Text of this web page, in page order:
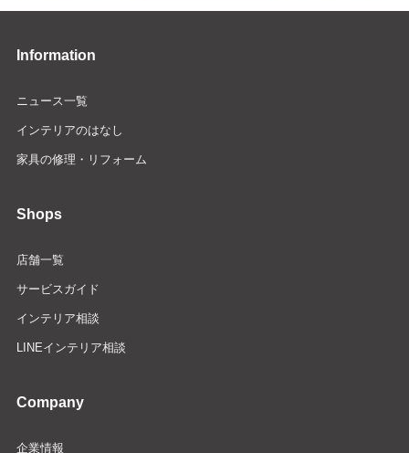
Information
ニュース一覧
インテリアのはなし
家具の修理・リフォーム
Shops
店舗一覧
サービスガイド
インテリア相談
LINEインテリア相談
Company
企業情報